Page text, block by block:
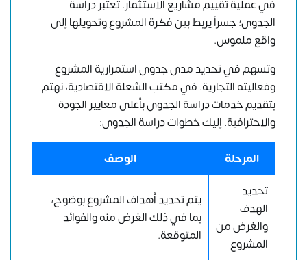
في عملية تقييم مشاريع الاستثمار. تعتبر دراسة
الجدوى؛ جسراً يربط بين فكرة المشروع وتحويلها إلى
واقع ملموس.
وتسهم في تحديد مدى جدوى استمرارية المشروع
وفعاليته التجارية. فيمكتب الشعلة الاقتصادية، نهتم
بتقديم خدمات دراسة الجدوى بأعلى معايير الجودة
والاحترافية. إليك خطوات دراسة الجدوى:
المرحلة
الوصف
تحديد
الهدف
والغرض من
المشروع
يتم تحديد أهداف المشروع بوضوح،
بما في ذلك الغرض منه والفوائد
المتوقعة.